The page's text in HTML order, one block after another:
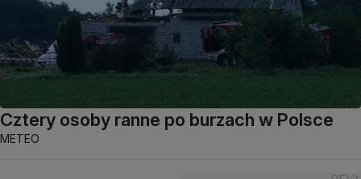
Cztery osoby ranne po burzach w Polsce
METEO